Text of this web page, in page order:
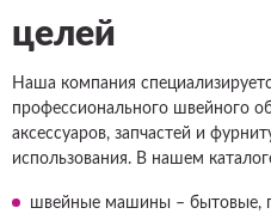
целей
Наша компания
профессионального швейного
аксессуаров, запчастей и
использования. В нашем
швейные машины – бытовые,